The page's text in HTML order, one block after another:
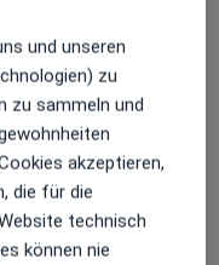
und unseren
zu
zu sammeln und
akzeptieren,
die für die
technisch
können nie